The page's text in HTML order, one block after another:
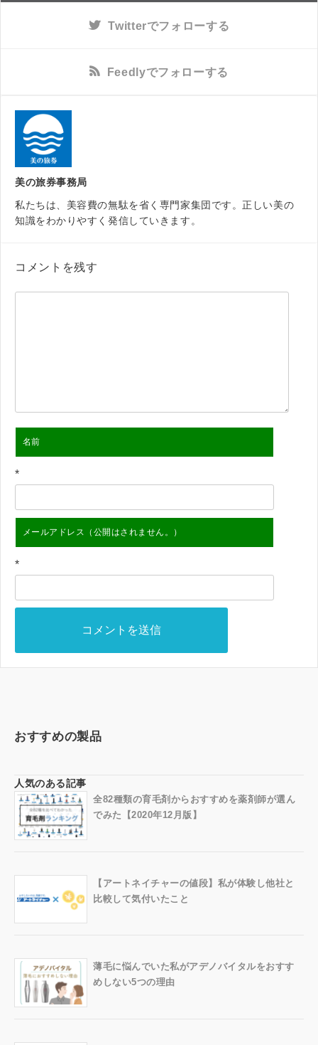
Twitterでフォローする
Feedlyでフォローする
美の旅券事務局
私たちは、美容費の無駄を省く専門家集団です。正しい美の
知識をわかりやすく発信していきます。
コメントを残す
名前
*
メールアドレス（公開はされません。）
*
おすすめの製品
人気のある記事
全82種類の育毛剤からおすすめを薬剤師が選ん
でみた【2020年12月版】
【アートネイチャーの値段】私が体験し他社と
比較して気付いたこと
薄毛に悩んでいた私がアデノバイタルをおすす
めしない5つの理由